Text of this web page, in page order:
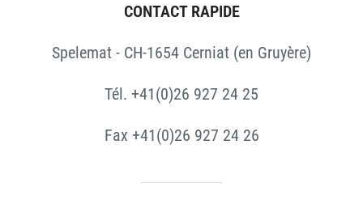
CONTACT RAPIDE
Spelemat - CH-1654 Cerniat (en Gruyère)
Tél. +41(0)26 927 24 25
Fax +41(0)26 927 24 26